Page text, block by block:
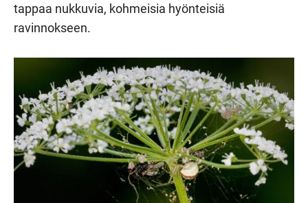
tappaa nukkuvia, kohmeisia hyönteisiä
ravinnokseen.